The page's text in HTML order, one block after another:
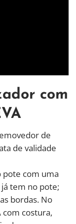
com
de
de validade
pote com uma
tem no pote;
bordas. No
com costura,